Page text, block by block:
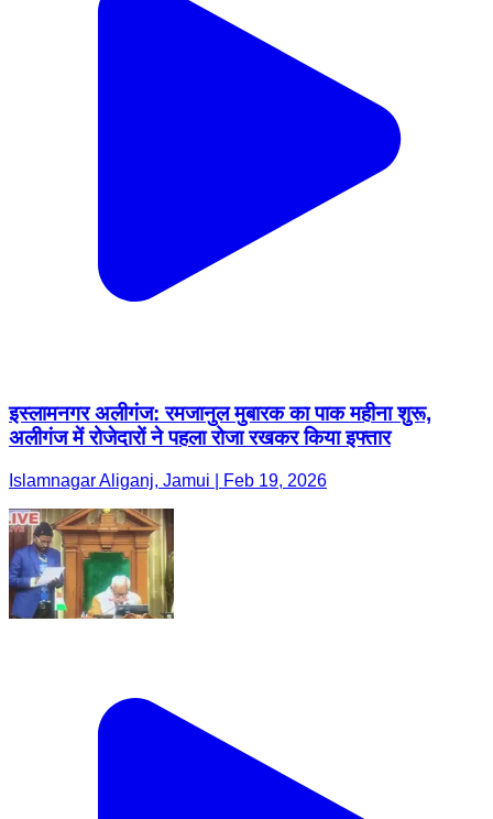
इस्लामनगर अलीगंज: रमजानुल मुबारक का पाक महीना शुरू,
अलीगंज में रोजेदारों ने पहला रोजा रखकर किया इफ्तार
Islamnagar Aliganj, Jamui | Feb 19, 2026